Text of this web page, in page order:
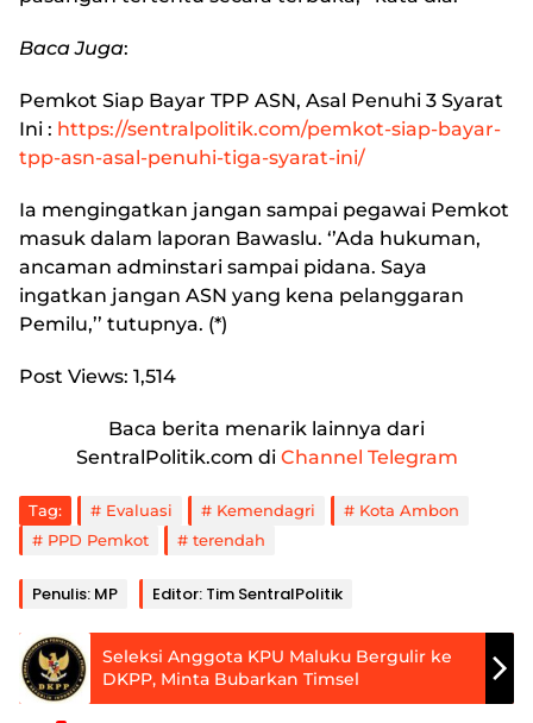
Baca Juga:
Pemkot Siap Bayar TPP ASN, Asal Penuhi 3 Syarat
Ini : https://sentralpolitik.com/pemkot-siap-bayar-
tpp-asn-asal-penuhi-tiga-syarat-ini/
Ia mengingatkan jangan sampai pegawai Pemkot
masuk dalam laporan Bawaslu. ‘’Ada hukuman,
ancaman adminstari sampai pidana. Saya
ingatkan jangan ASN yang kena pelanggaran
Pemilu,’’ tutupnya. (*)
Post Views: 1,514
Baca berita menarik lainnya dari
SentralPolitik.com di Channel Telegram
Tag: Evaluasi Kemendagri
Kota Ambon
PPD Pemkot
terendah
Penulis: MP Editor: Tim SentralPolitik
Seleksi Anggota KPU Maluku Bergulir ke
DKPP, Minta Bubarkan Timsel